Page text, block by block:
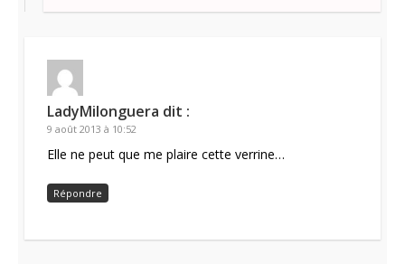
LadyMilonguera dit :
9 août 2013 à 10:52
Elle ne peut que me plaire cette verrine…
Répondre